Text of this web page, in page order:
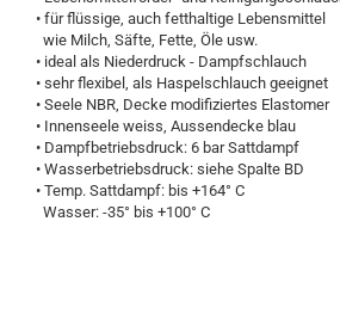
• für flüssige, auch fetthaltige Lebensmittel
wie Milch, Säfte, Fette, Öle usw.
• ideal als Niederdruck - Dampfschlauch
• sehr flexibel, als Haspelschlauch geeignet
• Seele NBR, Decke modifiziertes Elastomer
• Innenseele weiss, Aussendecke blau
• Dampfbetriebsdruck: 6 bar Sattdampf
• Wasserbetriebsdruck: siehe Spalte BD
• Temp. Sattdampf: bis +164° C
Wasser: -35° bis +100° C